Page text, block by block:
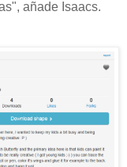
añade Isaacs.